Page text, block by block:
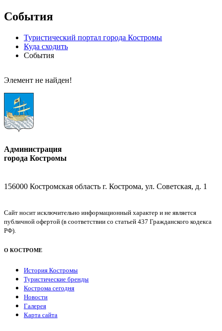
События
Туристический портал города Костромы
Куда сходить
События
Элемент не найден!
Администрация
города Костромы
156000 Костромская область г. Кострома, ул. Советская, д. 1
Сайт носит исключительно информационный характер и не является
публичной офертой (в соответствии со статьей 437 Гражданского кодекса
РФ).
О КОСТРОМЕ
История Костромы
Туристические бренды
Кострома сегодня
Новости
Галерея
Карта сайта